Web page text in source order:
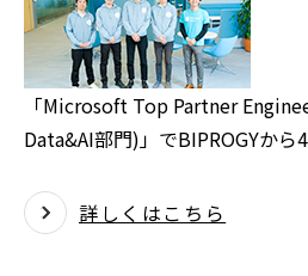
「Microsoft Top Partner
Data&AI部門)」でBIPROGYから
詳しくはこちら